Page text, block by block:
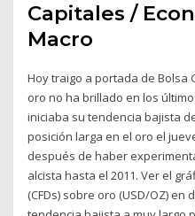
Capitales /
Macro
Hoy traigo a portada de Bolsa
oro no ha brillado en los
iniciaba su tendencia bajista
posición larga en el oro el
después de haber
alcista hasta el 2011. Ver el
(CFDs) sobre oro (USD/OZ) en